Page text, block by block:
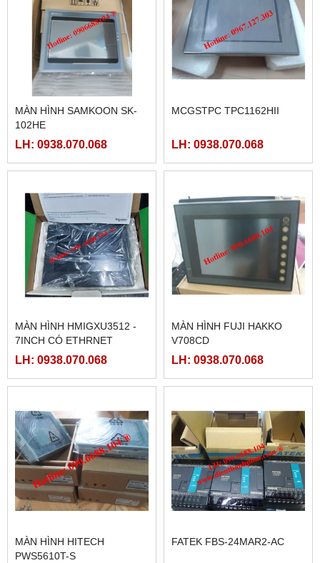
MÀN HÌNH SAMKOON SK-
102HE
LH: 0938.070.068
MCGSTPC TPC1162HII
LH: 0938.070.068
MÀN HÌNH HMIGXU3512 -
7INCH CÓ ETHRNET
LH: 0938.070.068
MÀN HÌNH FUJI HAKKO
V708CD
LH: 0938.070.068
MÀN HÌNH HITECH
PWS5610T-S
FATEK FBS-24MAR2-AC